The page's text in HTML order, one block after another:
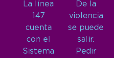
La línea
147
cuenta
con el
Sistema
De la
violencia
se puede
salir.
Pedir